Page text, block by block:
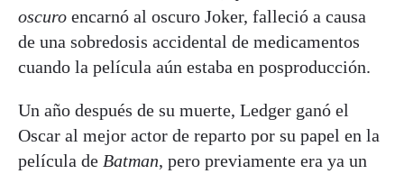
oscuro encarnó al oscuro Joker, falleció a causa
de una sobredosis accidental de medicamentos
cuando la película aún estaba en posproducción.
Un año después de su muerte, Ledger ganó el
Oscar al mejor actor de reparto por su papel en la
película de Batman, pero previamente era ya un